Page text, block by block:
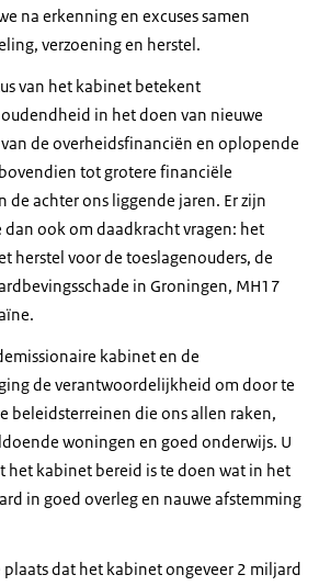
na erkenning en excuses samen
verzoening en herstel.
van het kabinet betekent
in het doen van nieuwe
de overheidsfinanciën en oplopende
tot grotere financiële
achter ons liggende jaren. Er zijn
ook om daadkracht vragen: het
herstel voor de toeslagenouders, de
in Groningen, MH17
kabinet en de
de verantwoordelijkheid om door te
beleidsterreinen die ons allen raken,
woningen en goed onderwijs. U
het kabinet bereid is te doen wat in het
in goed overleg en nauwe afstemming
dat het kabinet ongeveer 2 miljard